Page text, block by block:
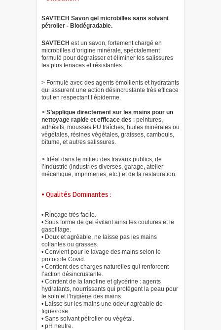
SAVTECH Savon gel microbilles sans solvant
pétrolier - Biodégradable.
SAVTECH est un savon, fortement chargé en
microbilles d’origine minérale, spécialement
formulé pour dégraisser et éliminer les salissures
les plus tenaces et résistantes.
> Formulé avec des agents émollients et hydratants
qui assurent une action désincrustante très efficace
tout en respectant l’épiderme.
> S’applique directement sur les mains pour un
nettoyage rapide et efficace des : peintures,
adhésifs, mousses PU fraîches, huiles minérales ou
végétales, résines végétales, graisses, cambouis,
bitume, et autres salissures.
> Idéal dans le milieu des travaux publics, de
l’industrie (industries diverses, garage, atelier
mécanique, imprimeries, etc.) et de la restauration.
• Qualités Dominantes :
• Rinçage très facile.
• Sous forme de gel évitant ainsi les coulures et le
gaspillage.
• Doux et agréable, ne laisse pas les mains
collantes ou grasses.
• Convient pour le lavage des mains selon le
protocole Covid.
• Contient des charges naturelles qui renforcent
l’action désincrustante.
• Contient de la lanoline et glycérine : agents
hydratants, nourrissants qui protègent la peau pour
le soin et l’hygiène des mains.
• Laisse sur les mains une odeur agréable de
figue/rose.
• Sans solvant pétrolier ou végétal.
• pH neutre.